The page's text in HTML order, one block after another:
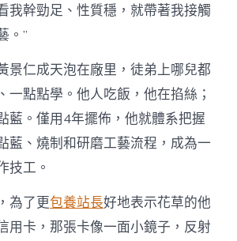
我幹勁足、性質穩，就帶著我接觸
。”
景仁成天泡在廠里，徒弟上哪兒都
一點點學。他人吃飯，他在掐絲；
藍。僅用4年擺佈，他就體系把握
藍、燒制和研磨工藝流程，成為一
技工。
為了更包養站長好地表示花草的他
用卡，那張卡像一面小鏡子，反射